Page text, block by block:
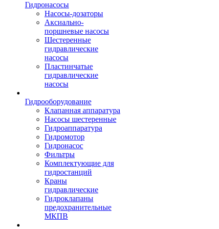
Гидронасосы
Насосы-дозаторы
Аксиально-
поршневые насосы
Шестеренные
гидравлические
насосы
Пластинчатые
гидравлические
насосы
Гидрооборудование
Клапанная аппаратура
Насосы шестеренные
Гидроаппаратура
Гидромотор
Гидронасос
Фильтры
Комплектующие для
гидростанций
Краны
гидравлические
Гидроклапаны
предохранительные
МКПВ